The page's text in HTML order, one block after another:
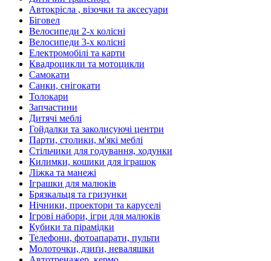
Автокрісла , візочки та аксесуари
Біговел
Велосипеди 2-х колісні
Велосипеди 3-х колісні
Електромобілі та карти
Квадроцикли та мотоцикли
Самокати
Санки, снігокати
Толокари
Запчастини
Дитячі меблі
Гойдалки та заколисуючі центри
Парти, столики, м'які меблі
Стільчики для годування, ходунки
Килимки, кошики для іграшок
Ліжка та манежі
Іграшки для малюків
Брязкальця та гризунки
Нічники, проектори та каруселі
Ігрові набори, ігри для малюків
Кубики та пірамідки
Телефони, фотоапарати, пульти
Молоточки, дзиґи, неваляшки